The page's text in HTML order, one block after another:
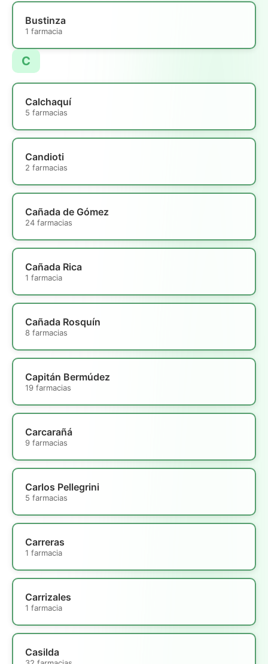
Bustinza
1 farmacia
C
Calchaquí
5 farmacias
Candioti
2 farmacias
Cañada de Gómez
24 farmacias
Cañada Rica
1 farmacia
Cañada Rosquín
8 farmacias
Capitán Bermúdez
19 farmacias
Carcarañá
9 farmacias
Carlos Pellegrini
5 farmacias
Carreras
1 farmacia
Carrizales
1 farmacia
Casilda